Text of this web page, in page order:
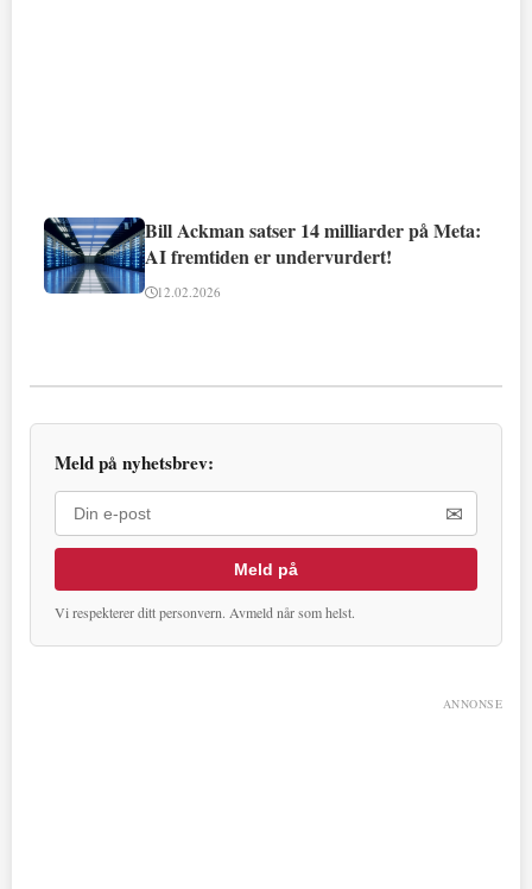
Bill Ackman satser 14 milliarder på Meta:
AI fremtiden er undervurdert!
12.02.2026
Meld på nyhetsbrev:
✉
Meld på
Vi respekterer ditt personvern. Avmeld når som helst.
ANNONSE